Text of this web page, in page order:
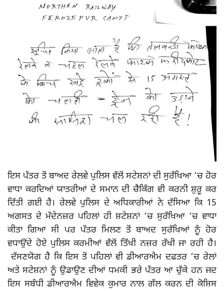
ਇਸ ਪੱਤਰ ਤੋਂ ਬਾਅਦ ਰੇਲਵੇ ਪੁਲਿਸ ਵੱਲੋਂ ਸਟੇਸ਼ਨਾਂ ਦੀ ਸੁਰੱਖਿਆ ‘ਚ ਹੋਰ
ਵਾਧਾ ਕਰਦਿਆਂ ਯਾਤਰੀਆਂ ਦੇ ਸਮਾਨ ਦੀ ਚੈਕਿੰਗ ਵੀ ਕਰਨੀ ਸ਼ੁਰੂ ਕਰ
ਦਿੱਤੀ ਗਈ ਹੈ। ਰੇਲਵੇ ਪੁਲਿਸ ਦੇ ਅਧਿਕਾਰੀਆਂ ਨੇ ਦੱਸਿਆ ਕਿ 15
ਅਗਸਤ ਦੇ ਮੱਦੇਨਜ਼ਰ ਪਹਿਲਾਂ ਹੀ ਸ਼ਟੇਸ਼ਨਾਂ ‘ਚ ਸੁਰੱਖਿਆ ‘ਚ ਵਾਧਾ
ਕੀਤਾ ਗਿਆ ਸੀ ਪਰ ਪੱਤਰ ਮਿਲਣ ਤੋਂ ਬਾਅਦ ਸੁਰੱਖਿਆਂ ਨੂੰ ਹੋਰ
ਵਧਾਉਂਦੇ ਹੋਏ ਪੁਲਿਸ ਕਰਮੀਆਂ ਵੱਲੋਂ ਤਿੱਖੀ ਨਜ਼ਰ ਰੱਖੀ ਜਾ ਰਹੀ ਹੈ।
ਦੱਸਣਯੋਗ ਹੈ ਕਿ ਇਸ ਤੋਂ ਪਹਿਲਾਂ ਵੀ ਡੀਆਰਐਮ ਦਫਤਰ ‘ਚ ਰੇਲਾਂ
ਅਤੇ ਸਟੇਸ਼ਨਾਂ ਨੂੰ ਉਡਾਉਣ ਦੀਆਂ ਧਮਕੀ ਭਰੇ ਪੱਤਰ ਆ ਚੁੱਕੇ ਹਨ ਜਦ
ਇਸ ਸਬੰਧੀ ਡੀਆਰਐਮ ਵਿਵੇਕ ਕੁਮਾਰ ਨਾਲ ਗੱਲ ਕਰਨ ਦੀ ਕੋਸ਼ਿਸ